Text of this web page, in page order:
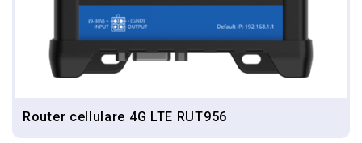
Router cellulare 4G LTE RUT956